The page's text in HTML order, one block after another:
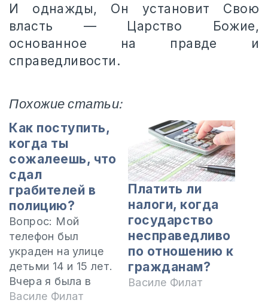
И однажды, Он установит Свою
власть — Царство Божие,
основанное на правде и
справедливости.
Похожие статьи:
Как поступить,
когда ты
сожалеешь, что
сдал
грабителей в
полицию?
Вопрос: Мой
телефон был
украден на улице
детьми 14 и 15 лет.
Вчера я была в
полиции,
Василе Филат
Платить ли
налоги, когда
государство
несправедливо
по отношению к
гражданам?
Василе Филат